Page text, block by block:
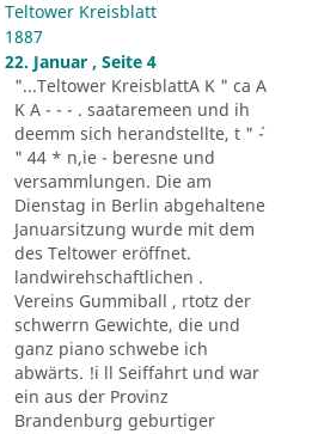
Teltower Kreisblatt
1887
22. Januar , Seite 4
"...Teltower KreisblattA K " ca A
K A - - - . saataremeen und ih
deemm sich herandstellte, t " ´-
" 44 * n,ie - beresne und
versammlungen. Die am
Dienstag in Berlin abgehaltene
Januarsitzung wurde mit dem
des Teltower eröffnet.
landwirehschaftlichen .
Vereins Gummiball , rtotz der
schwerrn Gewichte, die und
ganz piano schwebe ich
abwärts. !i ll Seiffahrt und war
ein aus der Provinz
Brandenburg geburtiger